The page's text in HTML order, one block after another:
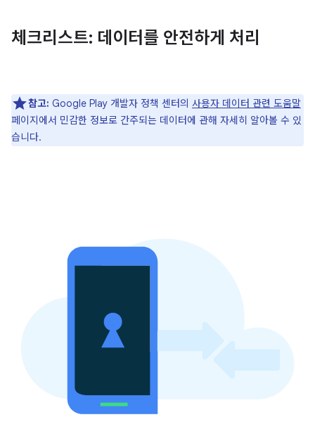
체크리스트: 데이터를 안전하게 처리
참고: Google Play 개발자 정책 센터의 사용자 데이터 관련 도움말
페이지에서 민감한 정보로 간주되는 데이터에 관해 자세히 알아볼 수 있
습니다.